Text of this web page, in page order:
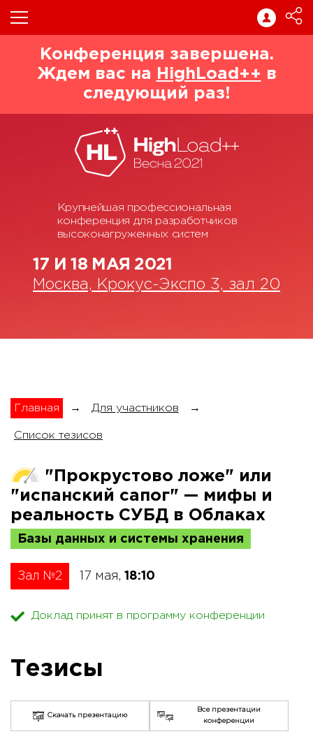
Конференция завершена.
Ждем вас на
HighLoad++ в
следующий раз!
Крупнейшая профессиональная
конференция для разработчиков
высоконагруженных систем
17 И 18 МАЯ 2021
Москва, Крокус-Экспо 3, зал 20
Главная → Для участников →
Список тезисов
"Прокрустово ложе" или
"испанский сапог" — мифы и
реальность СУБД в Облаках
Базы данных и системы хранения
Зал №2 17 мая, 18:10
Доклад принят в программу конференции
Тезисы
Скачать презентацию
Все презентации
конференции